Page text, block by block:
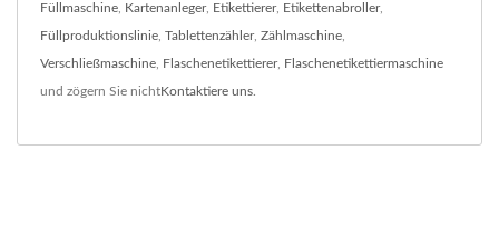
Füllmaschine Kartenanleger, Etikettierer, Etikettenabroller,
Füllproduktionslinie Tablettenzähler, Zählmaschine
Verschließmaschine Flaschenetikettierer, Flaschenetikettiermaschine
und zögern Sie nichtKontaktiere uns